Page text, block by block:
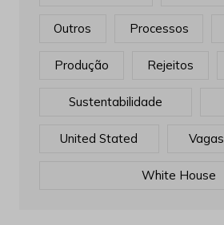
Outros Processos
Produção Rejeitos
Sustentabilidade
United Stated Vagas
White House